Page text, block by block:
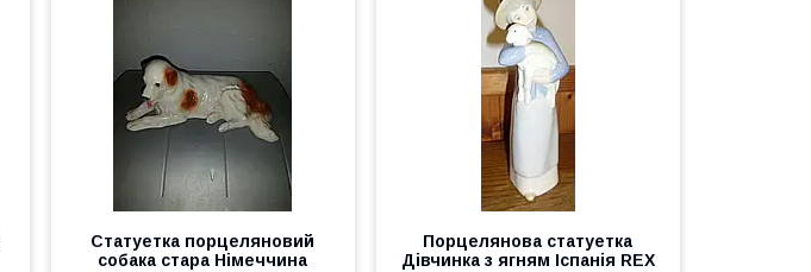
Статуетка порцеляновий
собака стара Німеччина
Порцелянова статуетка
Дівчинка з ягням Іспанія REX